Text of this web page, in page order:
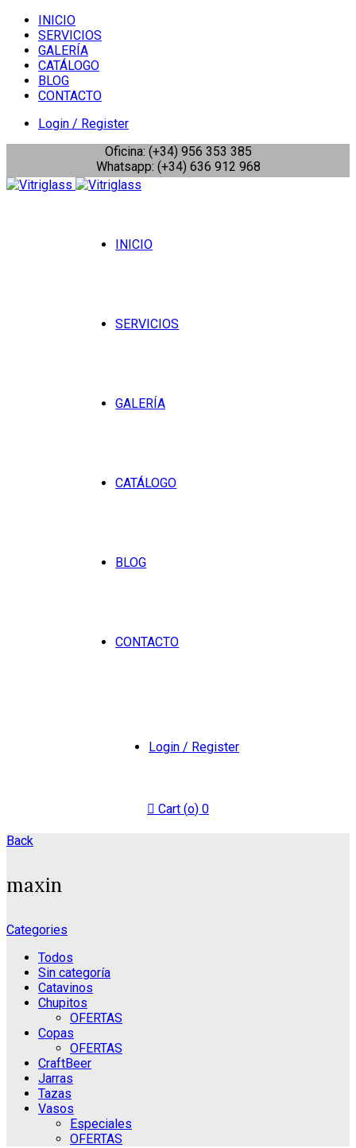
INICIO
SERVICIOS
GALERÍA
CATÁLOGO
BLOG
CONTACTO
Login / Register
Oficina: (+34) 956 353 385
Whatsapp: (+34) 636 912 968
INICIO
SERVICIOS
GALERÍA
CATÁLOGO
BLOG
CONTACTO
Login / Register
Cart (o) 0
Back
maxin
Categories
Todos
Sin categoría
Catavinos
Chupitos
OFERTAS
Copas
OFERTAS
CraftBeer
Jarras
Tazas
Vasos
Especiales
OFERTAS